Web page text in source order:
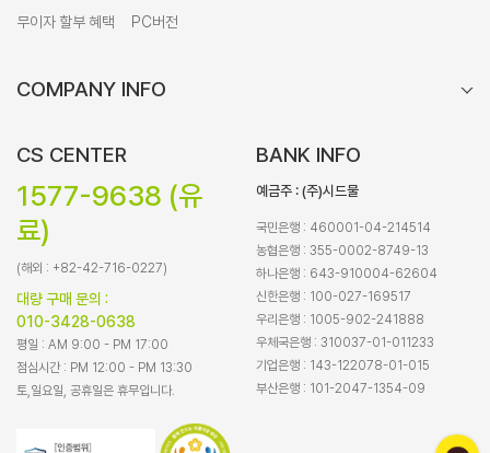
무이자 할부 혜택
PC버전
COMPANY INFO
CS CENTER
1577-9638 (유
료)
(해외 : +82-42-716-0227)
대량 구매 문의 :
010-3428-0638
평일 : AM 9:00 - PM 17:00
점심시간 : PM 12:00 - PM 13:30
토,일요일, 공휴일은 휴무입니다.
BANK INFO
예금주 : (주)시드물
국민은행 : 460001-04-214514
농협은행 : 355-0002-8749-13
하나은행 : 643-910004-62604
신한은행 : 100-027-169517
우리은행 : 1005-902-241888
우체국은행 : 310037-01-011233
기업은행 : 143-122078-01-015
부산은행 : 101-2047-1354-09